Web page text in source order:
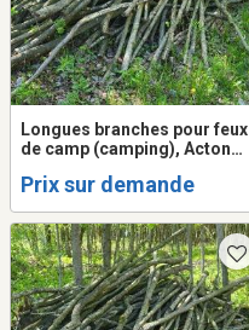
Longues branches pour feux
de camp (camping), Acton
Prix sur demande